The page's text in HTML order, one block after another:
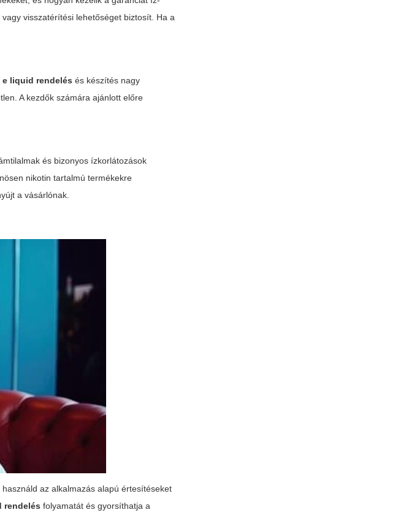
visszatérítési lehetőséget biztosít. Ha a
e liquid rendelés és készítés nagy
A kezdők számára ajánlott előre
és bizonyos ízkorlátozások
nikotin tartalmú termékekre
a vásárlónak.
az alkalmazás alapú értesítéseket
rendelés folyamatát és gyorsíthatja a